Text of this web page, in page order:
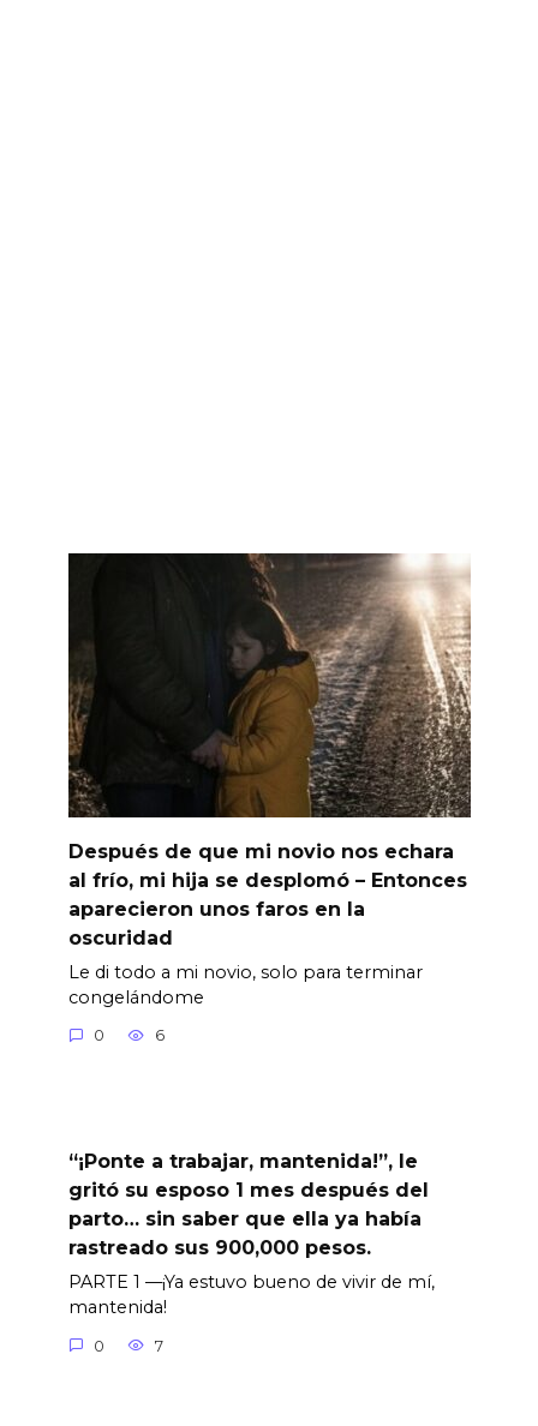
Después de que mi novio nos echara
al frío, mi hija se desplomó – Entonces
aparecieron unos faros en la
oscuridad
Le di todo a mi novio, solo para terminar
congelándome
0 6
“¡Ponte a trabajar, mantenida!”, le
gritó su esposo 1 mes después del
parto… sin saber que ella ya había
rastreado sus 900,000 pesos.
PARTE 1 —¡Ya estuvo bueno de vivir de mí,
mantenida!
0 7